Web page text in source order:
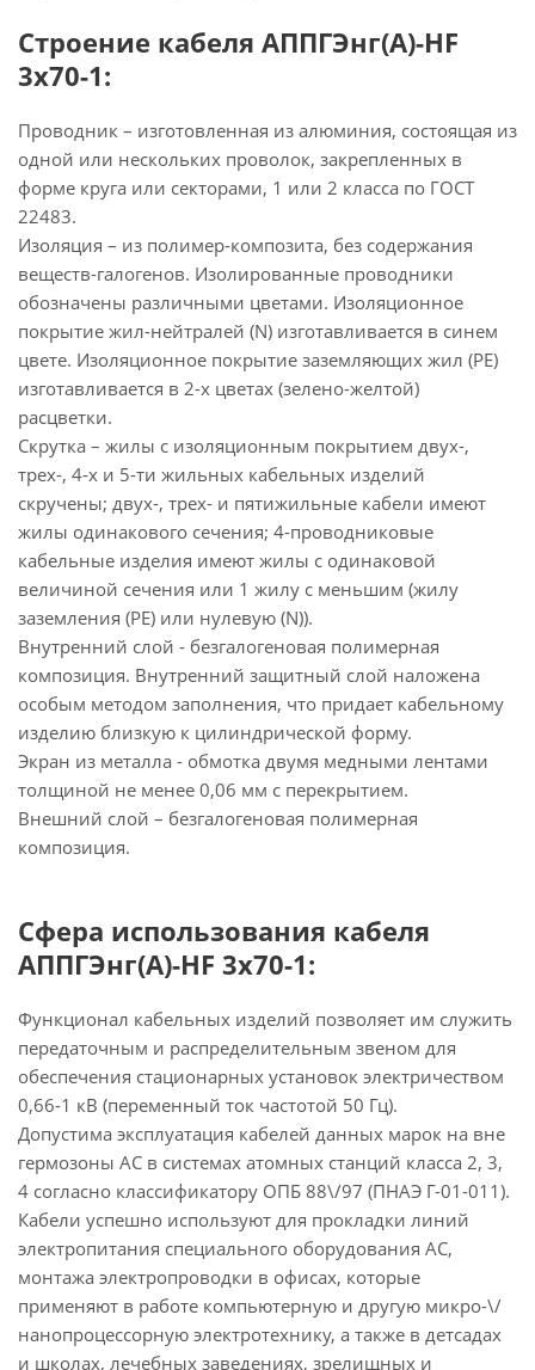
Строение кабеля АППГЭнг(А)-HF
3х70-1:
Проводник – изготовленная из алюминия, состоящая из
одной или нескольких проволок, закрепленных в
форме круга или секторами, 1 или 2 класса по ГОСТ
22483.
Изоляция – из полимер-композита, без содержания
веществ-галогенов. Изолированные проводники
обозначены различными цветами. Изоляционное
покрытие жил-нейтралей (N) изготавливается в синем
цвете. Изоляционное покрытие заземляющих жил (PE)
изготавливается в 2-х цветах (зелено-желтой)
расцветки.
Скрутка – жилы с изоляционным покрытием двух-,
трех-, 4-х и 5-ти жильных кабельных изделий
скручены; двух-, трех- и пятижильные кабели имеют
жилы одинакового сечения; 4-проводниковые
кабельные изделия имеют жилы с одинаковой
величиной сечения или 1 жилу с меньшим (жилу
заземления (PE) или нулевую (N)).
Внутренний слой - безгалогеновая полимерная
композиция. Внутренний защитный слой наложена
особым методом заполнения, что придает кабельному
изделию близкую к цилиндрической форму.
Экран из металла - обмотка двумя медными лентами
толщиной не менее 0,06 мм с перекрытием.
Внешний слой – безгалогеновая полимерная
композиция.
Сфера использования кабеля
АППГЭнг(А)-HF 3х70-1:
Функционал кабельных изделий позволяет им служить
передаточным и распределительным звеном для
обеспечения стационарных установок электричеством
0,66-1 кВ (переменный ток частотой 50 Гц).
Допустима эксплуатация кабелей данных марок на вне
гермозоны АС в системах атомных станций класса 2, 3,
4 согласно классификатору ОПБ 88\/97 (ПНАЭ Г-01-011).
Кабели успешно используют для прокладки линий
электропитания специального оборудования АС,
монтажа электропроводки в офисах, которые
применяют в работе компьютерную и другую микро-\/
нанопроцессорную электротехнику, а также в детсадах
и школах, лечебных заведениях, зрелищных и